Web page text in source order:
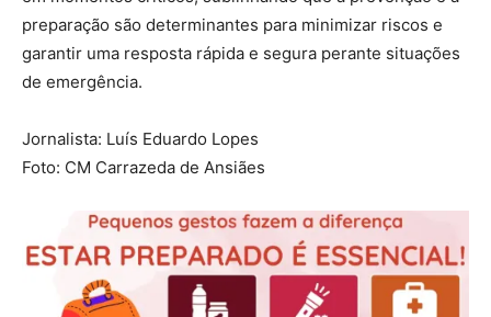
preparação são determinantes para minimizar riscos e
garantir uma resposta rápida e segura perante situações
de emergência.
Jornalista: Luís Eduardo Lopes
Foto: CM Carrazeda de Ansiães